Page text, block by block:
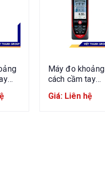
Máy đo khoảng
cách cầm tay
D810
Giá: Liên hệ